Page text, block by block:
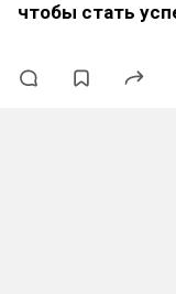
чтобы стать